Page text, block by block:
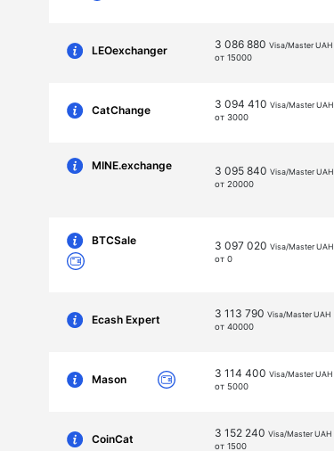
LEOexchanger 3 086 880 Visa/Master UAH
от 15000
CatChange 3 094 410 Visa/Master UAH
от 3000
MINE.exchange 3 095 840 Visa/Master UAH
от 20000
BTCSale 3 097 020 Visa/Master UAH
от 0
Ecash Expert 3 113 790 Visa/Master UAH
от 40000
Mason 3 114 400 Visa/Master UAH
от 5000
CoinCat 3 152 240 Visa/Master UAH
от 1500